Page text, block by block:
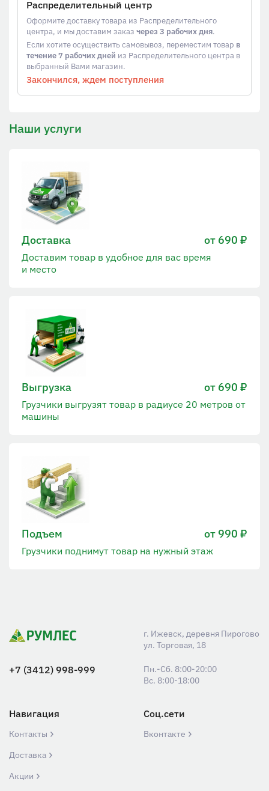
Распределительный центр
Оформите доставку товара из Распределительного
центра, и мы доставим заказ через 3 рабочих дня.
Если хотите осуществить самовывоз, переместим товар в
течение 7 рабочих дней из Распределительного центра в
выбранный Вами магазин.
Закончился, ждем поступления
Наши услуги
Доставка от 690 ₽
Доставим товар в удобное для вас время
и место
Выгрузка от 690 ₽
Грузчики выгрузят товар в радиусе 20 метров от
машины
Подъем от 990 ₽
Грузчики поднимут товар на нужный этаж
г. Ижевск, деревня Пирогово
ул. Торговая, 18
+7 (3412) 998-999
Пн.-Сб. 8:00-20:00
Вс. 8:00-18:00
Навигация
Контакты
Доставка
Акции
Соц.сети
Вконтакте